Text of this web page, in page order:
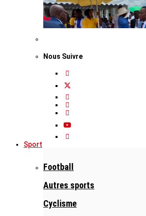
Nous Suivre
Sport
Football
Autres sports
Cyclisme